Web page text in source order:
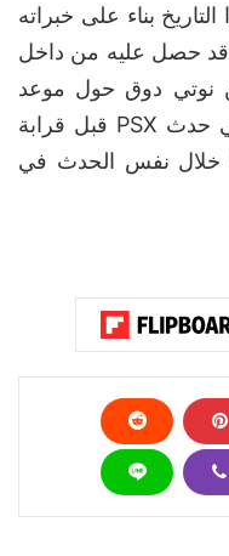
بناء على خبراته
قد حصل عليه من داخل
نوتي دوق حول موعد
اطلاق اللعبة منذ الكشف عنها في حدث PSX قبل قرابة
خلال نفس الحدث في